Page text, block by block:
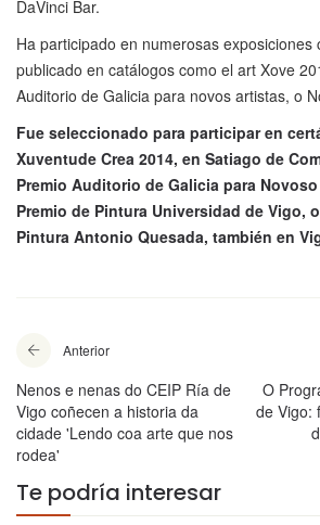
DaVinci Bar.
Ha participado en numerosas exposiciones
publicado en catálogos como el art Xove
Auditorio de Galicia para novos artistas, o
Fue seleccionado para participar en
Xuventude Crea 2014, en Satiago de
Premio Auditorio de Galicia para
Premio de Pintura Universidad de Vigo,
Pintura Antonio Quesada, también en
Anterior
Nenos e nenas do CEIP Ría de
Vigo coñecen a historia da
cidade 'Lendo coa arte que nos
rodea'
O
de Vigo:
Te podría interesar